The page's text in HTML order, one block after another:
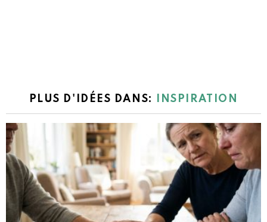
PLUS D'IDÉES DANS: INSPIRATION